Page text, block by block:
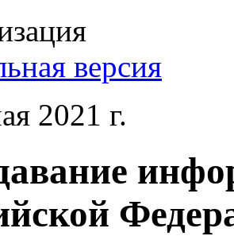
версия
2021 г.